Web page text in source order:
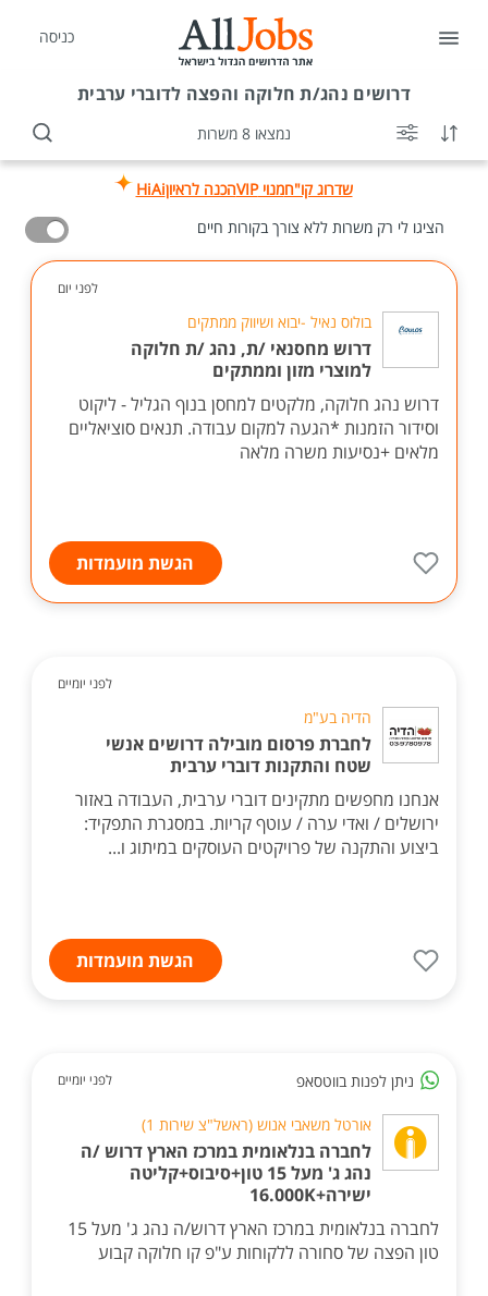
כניסה
דרושים נהג/ת חלוקה והפצה לדוברי ערבית
נמצאו 8 משרות
שדרוג קו"חמנוי VIP הכנה לראיוןHiAi
הציגו לי רק משרות ללא צורך בקורות חיים
לפני יום
בולוס נאיל -יבוא ושיווק ממתקים
דרוש מחסנאי /ת, נהג /ת חלוקה
למוצרי מזון וממתקים
דרוש נהג חלוקה, מלקטים למחסן בנוף הגליל - ליקוט
וסידור הזמנות *הגעה למקום עבודה. תנאים סוציאליים
מלאים +נסיעות משרה מלאה
הגשת מועמדות
לפני יומיים
הדיה בע"מ
לחברת פרסום מובילה דרושים אנשי
שטח והתקנות דוברי ערבית
אנחנו מחפשים מתקינים דוברי ערבית, העבודה באזור
ירושלים / ואדי ערה / עוטף קריות. במסגרת התפקיד:
ביצוע והתקנה של פרויקטים העוסקים במיתוג ו...
הגשת מועמדות
ניתן לפנות בווטסאפ לפני יומיים
אורטל משאבי אנוש (ראשל"צ שירות 1)
לחברה בנלאומית במרכז הארץ דרוש /ה
נהג ג' מעל 15 טון+סיבוס+קליטה
ישירה+16.000K
לחברה בנלאומית במרכז הארץ דרוש/ה נהג ג' מעל 15
טון הפצה של סחורה ללקוחות ע"פ קו חלוקה קבוע